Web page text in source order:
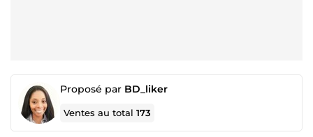
Proposé par BD_liker
Ventes au total173